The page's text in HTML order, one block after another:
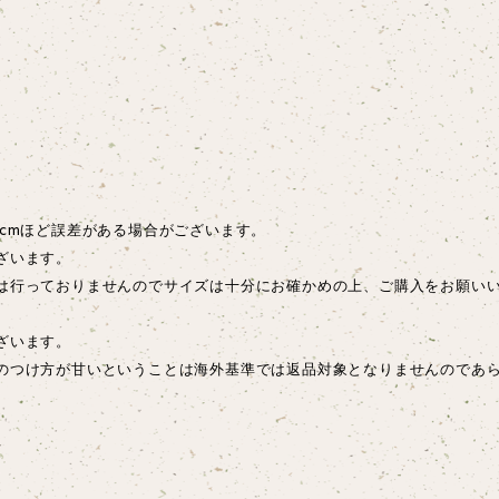
ほど誤差がある場合がございます。
います。
っておりませんのでサイズは十分にお確かめの上、ご購入をお願い
ざいます。
け方が甘いということは海外基準では返品対象となりませんのであ